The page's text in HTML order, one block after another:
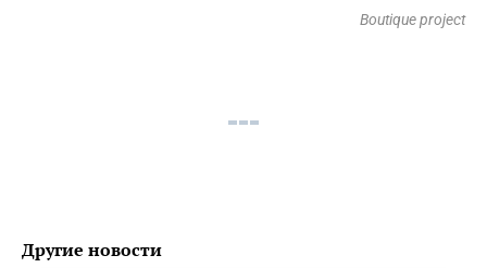
Boutique project
Другие новости